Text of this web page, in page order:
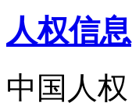
人权信息
中国人权